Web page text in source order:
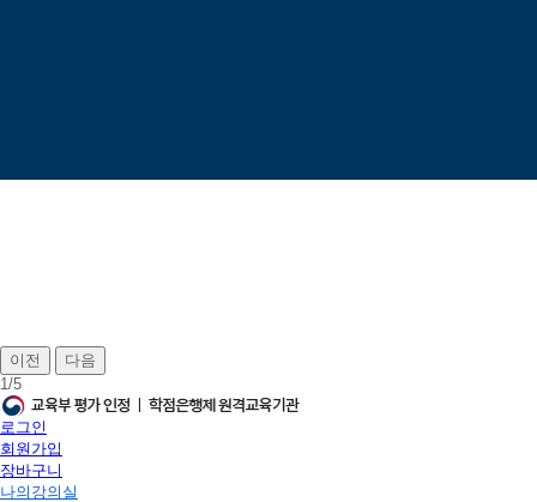
이전
다음
1/5
로그인
회원가입
장바구니
나의강의실